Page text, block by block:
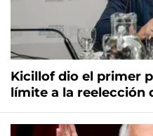
Kicillof dio el primer
límite a la reelección